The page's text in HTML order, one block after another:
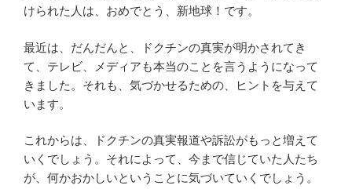
けられた人は、おめでとう、新地球！です。
最近は、だんだんと、ドクチンの真実が明かされてき
て、テレビ、メディアも本当のことを言うようになって
きました。それも、気づかせるための、ヒントを与えて
います。
これからは、ドクチンの真実報道や訴訟がもっと増えて
いくでしょう。それによって、今まで信じていた人たち
が、何かおかしいということに気づいていくでしょう。